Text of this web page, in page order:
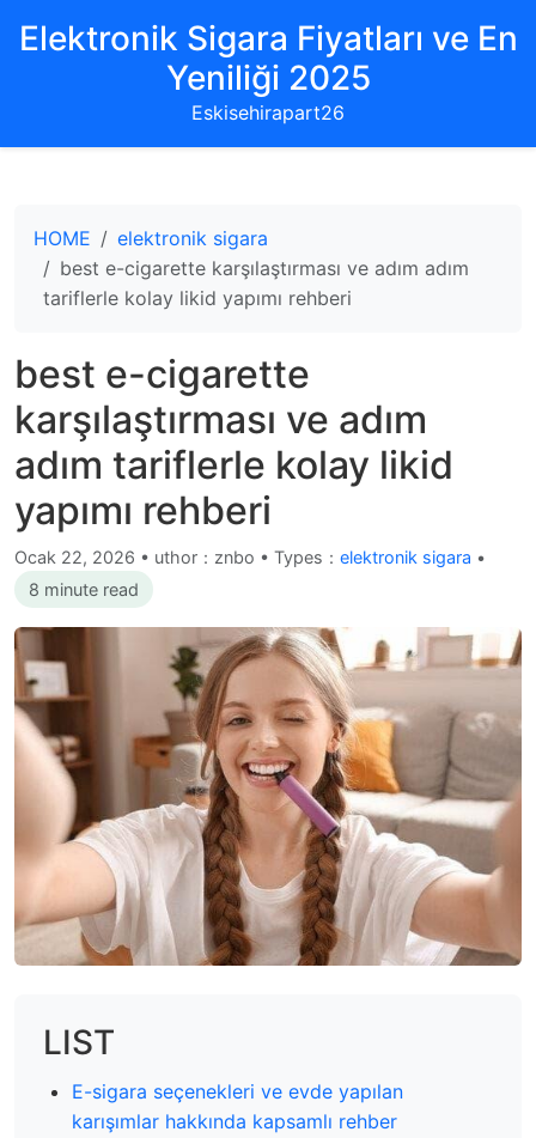
Elektronik Sigara Fiyatları ve En
Yeniliği 2025
Eskisehirapart26
HOME
elektronik sigara
best e-cigarette karşılaştırması ve adım adım
tariflerle kolay likid yapımı rehberi
best e-cigarette
karşılaştırması ve adım
adım tariflerle kolay likid
yapımı rehberi
Ocak 22, 2026 • uthor：znbo • Types： elektronik sigara •
8 minute read
LIST
E-sigara seçenekleri ve evde yapılan
karışımlar hakkında kapsamlı rehber